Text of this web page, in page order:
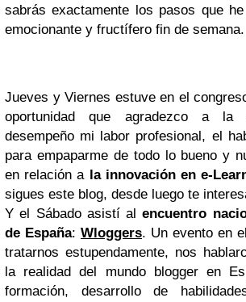
sabrás exactamente los pasos que
emocionante y fructífero fin de semana.
Jueves y Viernes estuve en el
oportunidad que agradezco a la
desempeño mi labor profesional, el
para empaparme de todo lo bueno y
en relación a la innovación en e-
sigues este blog, desde luego te
Y el Sábado asistí alencuentro
de España: Wloggers. Un evento en
tratarnos estupendamente, nos
la realidad del mundo blogger en
formación, desarrollo de